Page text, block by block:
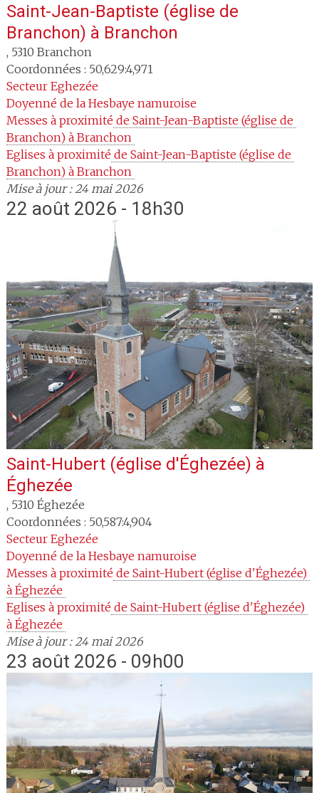
Saint-Jean-Baptiste (église de
Branchon) à Branchon
, 5310 Branchon
Coordonnées : 50,629:4,971
Secteur Eghezée
Doyenné de la Hesbaye namuroise
Messes à proximité de Saint-Jean-Baptiste (église de
Branchon) à Branchon
Eglises à proximité de Saint-Jean-Baptiste (église de
Branchon) à Branchon
Mise à jour : 24 mai 2026
22 août 2026 - 18h30
Saint-Hubert (église d'Éghezée) à
Éghezée
, 5310 Éghezée
Coordonnées : 50,587:4,904
Secteur Eghezée
Doyenné de la Hesbaye namuroise
Messes à proximité de Saint-Hubert (église d'Éghezée)
à Éghezée
Eglises à proximité de Saint-Hubert (église d'Éghezée)
à Éghezée
Mise à jour : 24 mai 2026
23 août 2026 - 09h00